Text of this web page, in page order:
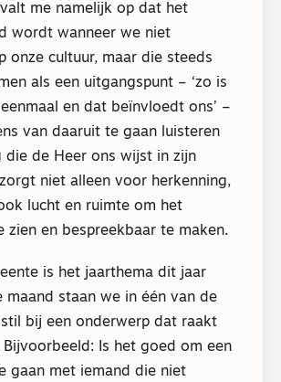
me namelijk op dat het
wordt wanneer we niet
onze cultuur, maar die steeds
als een uitgangspunt – ‘zo is
en dat beïnvloedt ons’ –
van daaruit te gaan luisteren
die de Heer ons wijst in zijn
niet alleen voor herkenning,
lucht en ruimte om het
zien en bespreekbaar te maken.
is het jaarthema dit jaar
maand staan we in één van de
bij een onderwerp dat raakt
Bijvoorbeeld: Is het goed om een
gaan met iemand die niet